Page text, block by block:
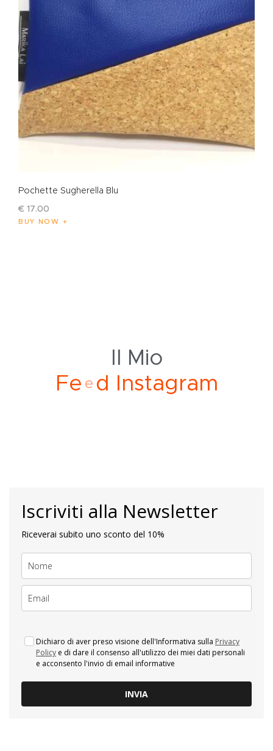
Pochette Sugherella Blu
€ 17.00
BUY NOW
Il Mio
Feed Instagram
Iscriviti alla Newsletter
Riceverai subito uno sconto del 10%
Dichiaro di aver preso visione dell'Informativa sulla Privacy
Policy e di dare il consenso all'utilizzo dei miei dati personali
e acconsento l'invio di email informative
INVIA